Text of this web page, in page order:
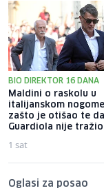
BIO DIREKTOR 16 DANA
Maldini o raskolu u
italijanskom
zašto je otišao te da
Guardiola nije
1 sat
Oglasi za posao